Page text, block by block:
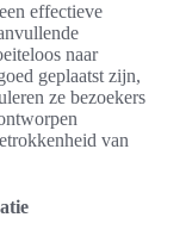
effectieve
naar
geplaatst zijn,
ze bezoekers
van